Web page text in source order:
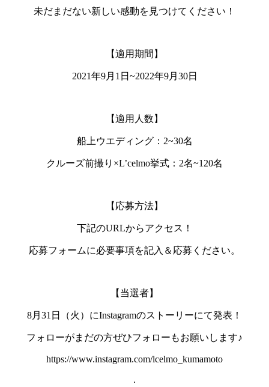
未だまだない新しい感動を見つけてください！
【適用期間】
2021年9月1日~2022年9月30日
【適用人数】
船上ウエディング：2~30名
クルーズ前撮り×L’celmo挙式：2名~120名
【応募方法】
下記のURLからアクセス！
応募フォームに必要事項を記入＆応募ください。
【当選者】
8月31日（火）にInstagramのストーリーにて発表！
フォローがまだの方ぜひフォローもお願いします♪
https://www.instagram.com/lcelmo_kumamoto
.